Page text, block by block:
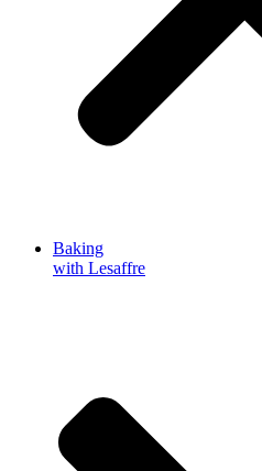
Baking
with Lesaffre